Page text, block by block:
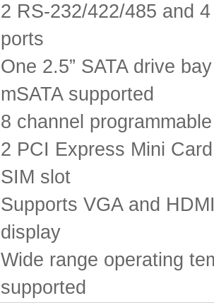
2 RS-232/422/485 and
ports
One 2.5” SATA drive
mSATA supported
8 channel
2 PCI Express Mini
SIM slot
Supports VGA and
display
Wide range operating
supported